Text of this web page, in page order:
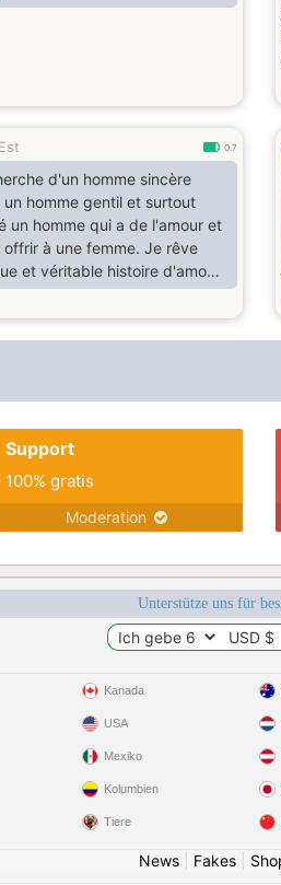
0.7
d'un homme sincère
homme gentil et surtout
un homme qui a de l'amour et
à une femme. Je rêve
et véritable histoire d'amour
fidèle pour le restant de ma
ce n'est pas du tout
de personnes ne sont pas
Support
100% gratis
Moderation
Unterstütze uns für
Kanada
USA
Mexiko
Kolumbien
Tiere
News| Fakes|